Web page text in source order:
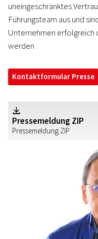
uneingeschränktes
Führungsteam aus und
Unternehmen erfolgreich
werden
Kontaktformular Presse
Pressemeldung ZIP
Pressemeldung ZIP
Z